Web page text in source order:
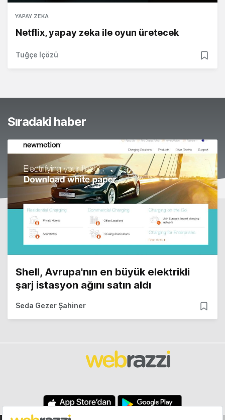
YAPAY ZEKA
Netflix, yapay zeka ile oyun üretecek
Tuğçe İçözü
Sıradaki haber
Shell, Avrupa'nın en büyük elektrikli
şarj istasyon ağını satın aldı
Seda Gezer Şahiner